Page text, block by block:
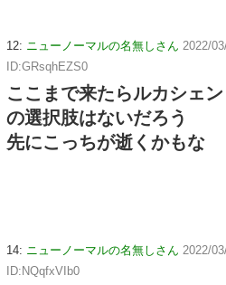
12: ニューノーマルの名無しさん 2022/
ID:GRsqhEZS0
ここまで来たらルカシェ
の選択肢はないだろう
先にこっちが逝くかもな
14: ニューノーマルの名無しさん 2022/
ID:NQqfxVIb0